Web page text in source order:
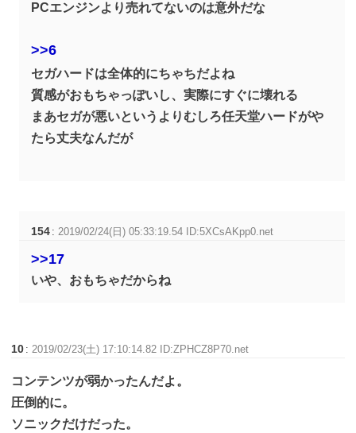
PCエンジンより売れてないのは意外だな
>>6
セガハードは全体的にちゃちだよね
質感がおもちゃっぽいし、実際にすぐに壊れる
まあセガが悪いというよりむしろ任天堂ハードがや
たら丈夫なんだが
154 : 2019/02/24(日) 05:33:19.54 ID:5XCsAKpp0.net
>>17
いや、おもちゃだからね
10 : 2019/02/23(土) 17:10:14.82 ID:ZPHCZ8P70.net
コンテンツが弱かったんだよ。
圧倒的に。
ソニックだけだった。